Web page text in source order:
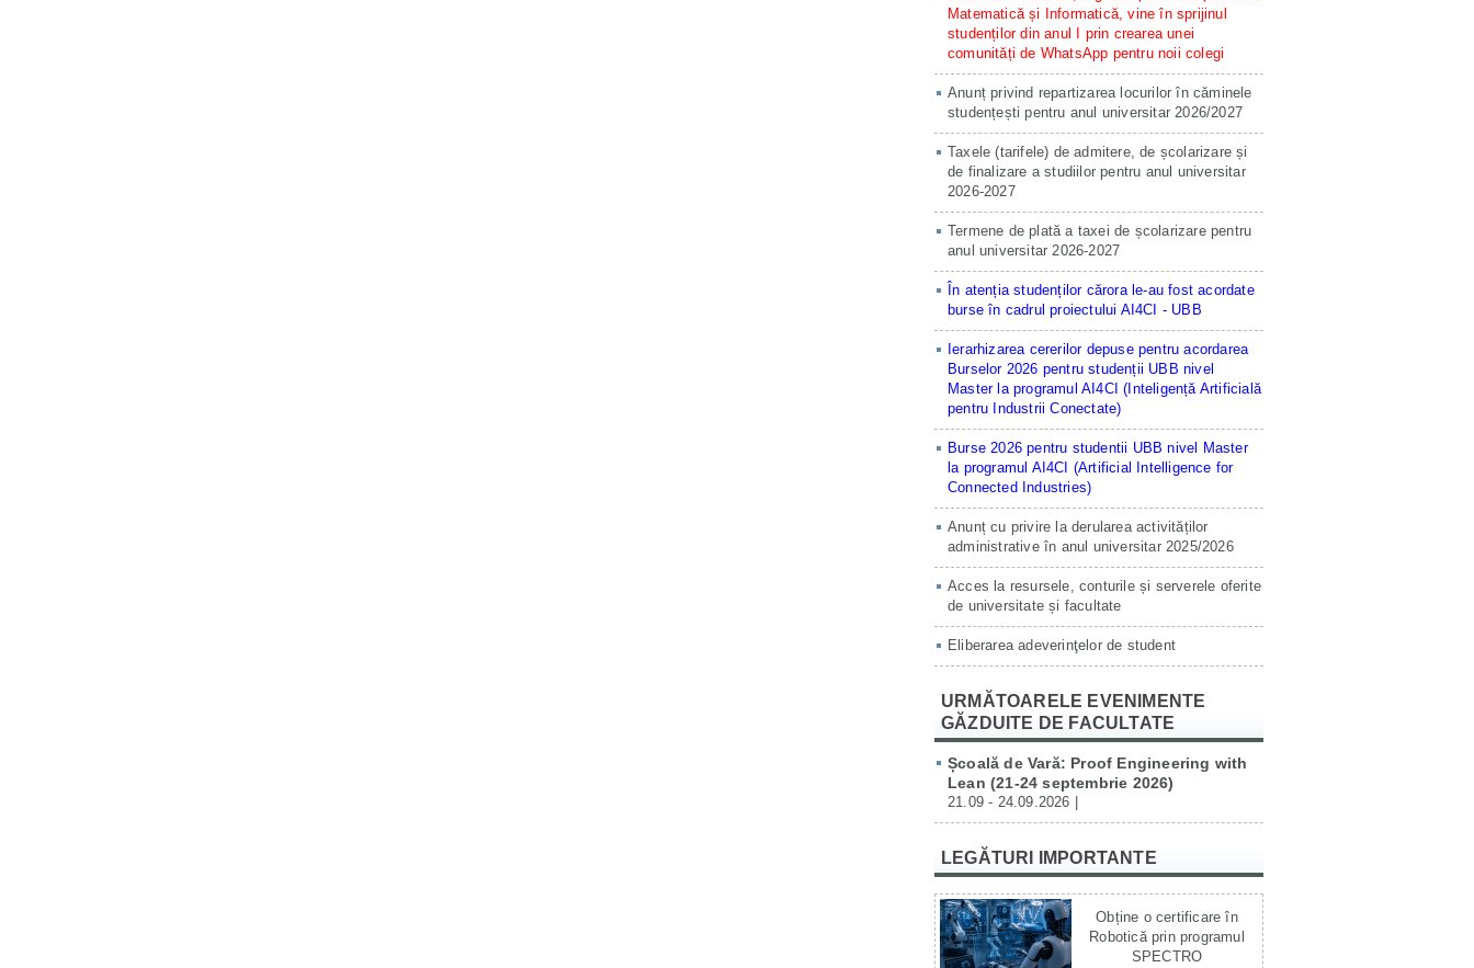
Matematică și Informatică, vine în sprijinul
studenților din anul I prin crearea unei
comunități de WhatsApp pentru noii colegi
Anunț privind repartizarea locurilor în căminele
studențești pentru anul universitar 2026/2027
Taxele (tarifele) de admitere, de școlarizare și
de finalizare a studiilor pentru anul universitar
2026-2027
Termene de plată a taxei de școlarizare pentru
anul universitar 2026-2027
În atenția studenților cărora le-au fost acordate
burse în cadrul proiectului AI4CI - UBB
Ierarhizarea cererilor depuse pentru acordarea
Burselor 2026 pentru studenții UBB nivel
Master la programul AI4CI (Inteligență Artificială
pentru Industrii Conectate)
Burse 2026 pentru studentii UBB nivel Master
la programul AI4CI (Artificial Intelligence for
Connected Industries)
Anunț cu privire la derularea activităților
administrative în anul universitar 2025/2026
Acces la resursele, conturile și serverele oferite
de universitate și facultate
Eliberarea adeverinţelor de student
URMĂTOARELE EVENIMENTE
GĂZDUITE DE FACULTATE
Școală de Vară: Proof Engineering with
Lean (21-24 septembrie 2026)
21.09 - 24.09.2026 |
LEGĂTURI IMPORTANTE
Obține o certificare în
Robotică prin programul
SPECTRO